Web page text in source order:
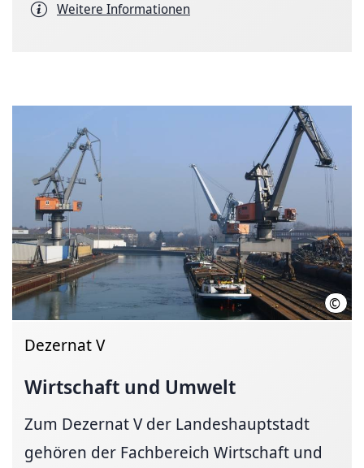
Weitere Informationen
©
Dezernat V
Wirtschaft und Umwelt
Zum Dezernat V der Landeshauptstadt
gehören der Fachbereich Wirtschaft und